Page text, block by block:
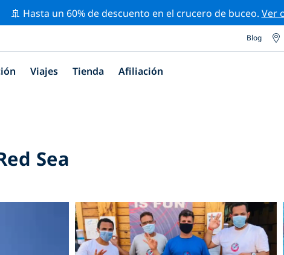
🚢 Hasta un 60% de descuento en el crucero de buceo. Ver
Blog
Viajes Tienda Afiliación
Sea